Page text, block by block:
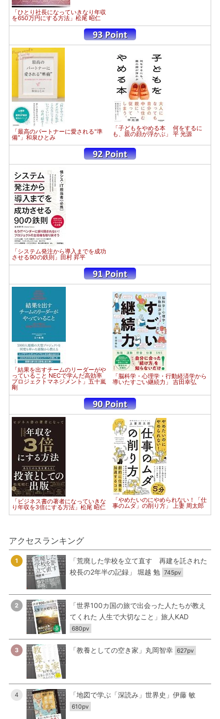
「ひとり社長になっていきなり年収
を650万円にする方法」松尾 昭仁
「最高のパートナーに愛される"準
備"」和泉ひとみ
「子どもをやめる本 何をするに
も、親の顔が浮かぶ」 平 光源
「システム発注から導入までを成功
させる90の鉄則」田村 昇平
「結果を出すチームのリーダーがや
っていること NECで学んだ高効率
プロジェクトマネジメント」五十嵐
剛
「脳科学・心理学・行動経済学から
導いたすごい継続力」 吉田幸弘
「ビジネス書の著者になっていきな
り年収を3倍にする方法」松尾 昭仁
「やめたいのにやめられない！「仕
事のムダ」の削り方」 上妻 周太郎
アクセスランキング
1
「荒廃した学校を立て直す 再建を託された
校長の2年半の記録」 堀越 勉 745pv
2
「世界100カ国の旅で出会った人たちが教え
てくれた 人生で大切なこと」旅人KAD
680pv
3 「教養としての空き家」丸岡智幸 627pv
4 「地図で学ぶ「深読み」世界史」伊藤 敏
610pv